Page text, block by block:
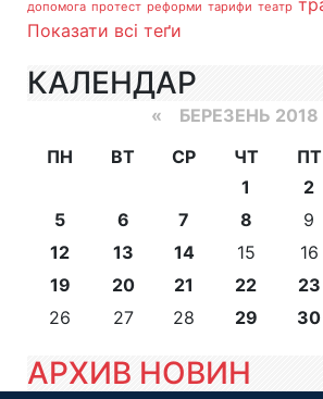
допомога протест реформи тарифи театр
Показати всі теґи
КАЛЕНДАР
« БЕРЕЗЕНЬ
ПН
ВТ СР ЧТ ПТ
1
2
5
6 7 8 9
12
13 14 15 16
19
20 21 22 23
26
27 28 29 30
АРХИВ НОВИН